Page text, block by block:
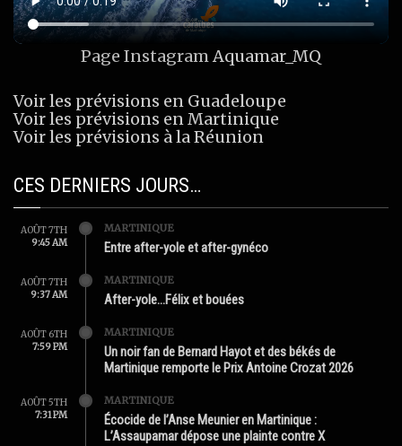
Page InstagramAquamar_MQ
Voir les prévisions en Guadeloupe
Voir les prévisions en Martinique
Voir les prévisions à la Réunion
CES DERNIERS JOURS…
AOÛT 7TH
9:45 AM
MARTINIQUE
Entre after-yole et after-gynéco
AOÛT 7TH
9:37 AM
MARTINIQUE
After-yole…Félix et bouées
AOÛT 6TH
7:59 PM
MARTINIQUE
Un noir fan de Bernard Hayot et des békés de
Martinique remporte le Prix Antoine Crozat 2026
AOÛT 5TH
7:31 PM
MARTINIQUE
Écocide de l’Anse Meunier en Martinique :
L’Assaupamar dépose une plainte contre X